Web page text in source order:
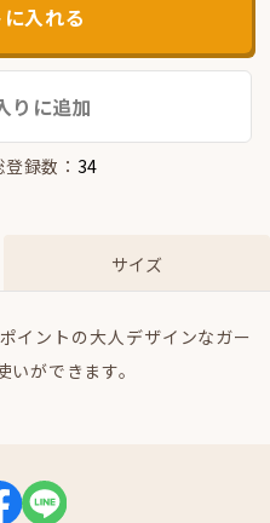
りに追加
録数： 34
入れる
サイズ
イントの大人デザインなガー
ができます。